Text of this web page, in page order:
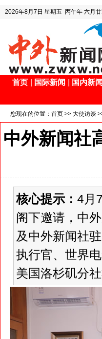
2026年8月7日 星期五 丙午年 六月
首页 国际新闻 国内新闻
您现在的位置： 首页 >> 大使访谈
中外新闻社
核心提示： 4月
阁下邀请，中
及中外新闻社
执行官、世界
美国洛杉矶分